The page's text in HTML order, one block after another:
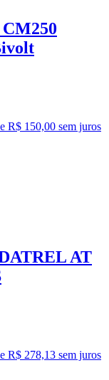
R$ 150,00 sem juros
AT
R$ 278,13 sem juros